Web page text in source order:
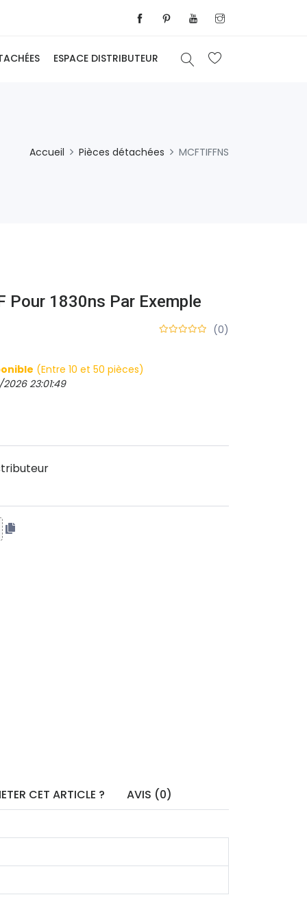
ESPACE DISTRIBUTEUR
Accueil Pièces détachées MCFTIFFNS
Pour 1830ns Par Exemple
(0)
(Entre 10 et 50 pièces)
23:01:49
CET ARTICLE ? AVIS (0)